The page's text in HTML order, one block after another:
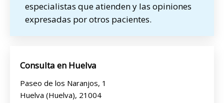
especialistas que atienden y las opiniones
expresadas por otros pacientes.
Consulta en Huelva
Paseo de los Naranjos, 1
Huelva (Huelva), 21004